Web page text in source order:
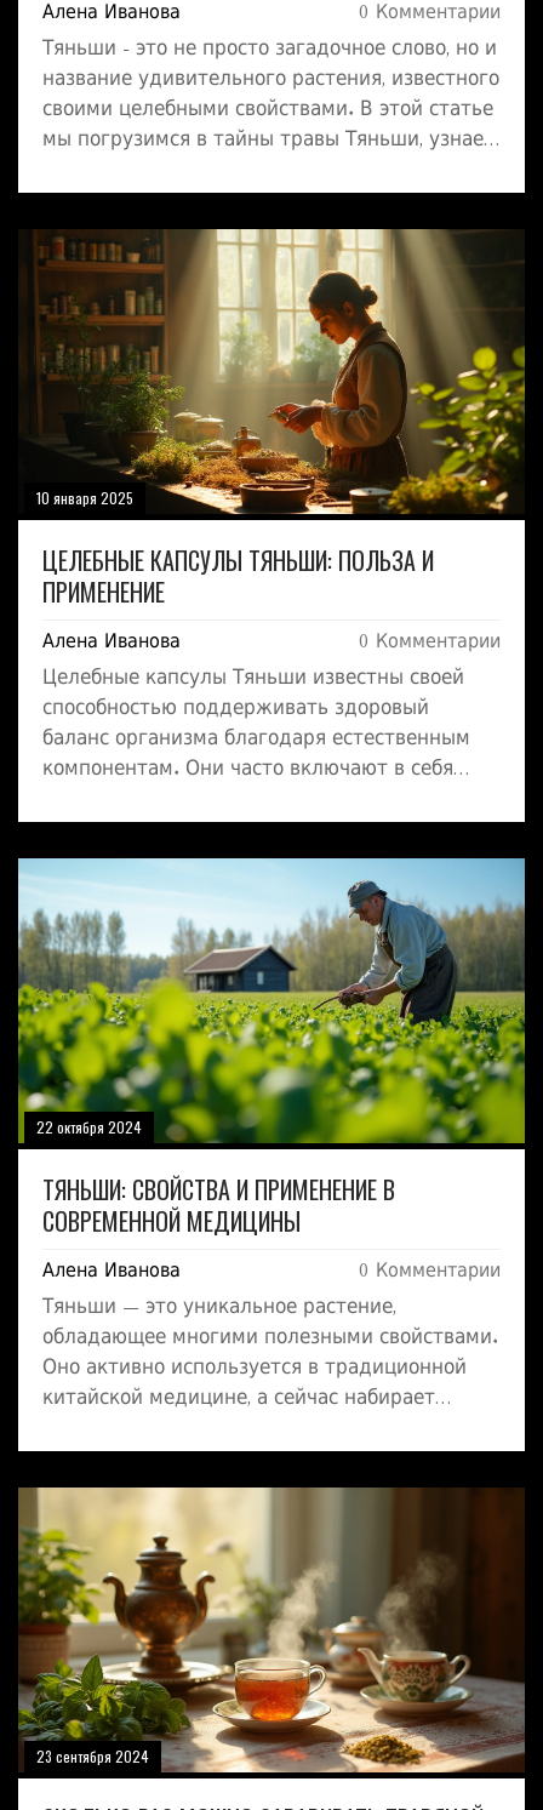
Алена Иванова 0 Комментарии
Тяньши - это не просто загадочное слово, но и
название удивительного растения, известного
своими целебными свойствами. В этой статье
мы погрузимся в тайны травы Тяньши, узнаем
преимуществах. Также рассмотрим, как эту
траву можно применять и какие советы
помогут извлечь максимум пользы.
Надежные данные и интересные факты
делают эту информацию незаменимой для
каждого, кто интересуется натуральными
средствами.
10 января 2025
ЦЕЛЕБНЫЕ КАПСУЛЫ ТЯНЬШИ: ПОЛЬЗА И
ПРИМЕНЕНИЕ
Алена Иванова 0 Комментарии
Целебные капсулы Тяньши известны своей
способностью поддерживать здоровый
баланс организма благодаря естественным
компонентам. Они часто включают в себя
укреплению иммунитета и улучшают общее
самочувствие. В статье мы рассмотрим
основные преимущества использования этих
капсул, а также расскажем о возможных
способах их применения. Узнайте, как лучше
всего интегрировать эти капсулы в ваш образ
жизни для достижения максимального
эффекта.
22 октября 2024
ТЯНЬШИ: СВОЙСТВА И ПРИМЕНЕНИЕ В
СОВРЕМЕННОЙ МЕДИЦИНЫ
Алена Иванова 0 Комментарии
Тяньши — это уникальное растение,
обладающее многими полезными свойствами.
Оно активно используется в традиционной
китайской медицине, а сейчас набирает
применения Тяньши включают укрепление
иммунитета, улучшение пищеварения и
поддержание общего тонуса организма.
Благодаря богатому составу, эта трава также
может помочь в борьбе с различными
заболеваниями. В статье описаны ключевые
аспекты применения и преимущества
использования Тяньши в повседневной
жизни.
23 сентября 2024